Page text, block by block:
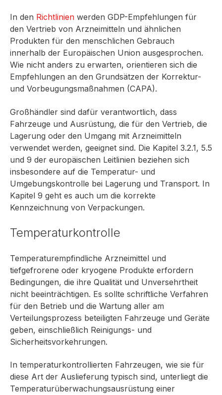
In den Richtlinien werden GDP-Empfehlungen für
den Vertrieb von Arzneimitteln und ähnlichen
Produkten für den menschlichen Gebrauch
innerhalb der Europäischen Union ausgesprochen.
Wie nicht anders zu erwarten, orientieren sich die
Empfehlungen an den Grundsätzen der Korrektur-
und Vorbeugungsmaßnahmen (CAPA).
Großhändler sind dafür verantwortlich, dass
Fahrzeuge und Ausrüstung, die für den Vertrieb, die
Lagerung oder den Umgang mit Arzneimitteln
verwendet werden, geeignet sind. Die Kapitel 3.2.1, 5.5
und 9 der europäischen Leitlinien beziehen sich
insbesondere auf die Temperatur- und
Umgebungskontrolle bei Lagerung und Transport. In
Kapitel 9 geht es auch um die korrekte
Kennzeichnung von Verpackungen.
Temperaturkontrolle
Temperaturempfindliche Arzneimittel und
tiefgefrorene oder kryogene Produkte erfordern
Bedingungen, die ihre Qualität und Unversehrtheit
nicht beeinträchtigen. Es sollte schriftliche Verfahren
für den Betrieb und die Wartung aller am
Verteilungsprozess beteiligten Fahrzeuge und Geräte
geben, einschließlich Reinigungs- und
Sicherheitsvorkehrungen.
In temperaturkontrollierten Fahrzeugen, wie sie für
diese Art der Auslieferung typisch sind, unterliegt die
Temperaturüberwachungsausrüstung einer